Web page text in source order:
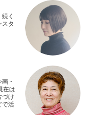
く
タ
・
在は
づけ
で活